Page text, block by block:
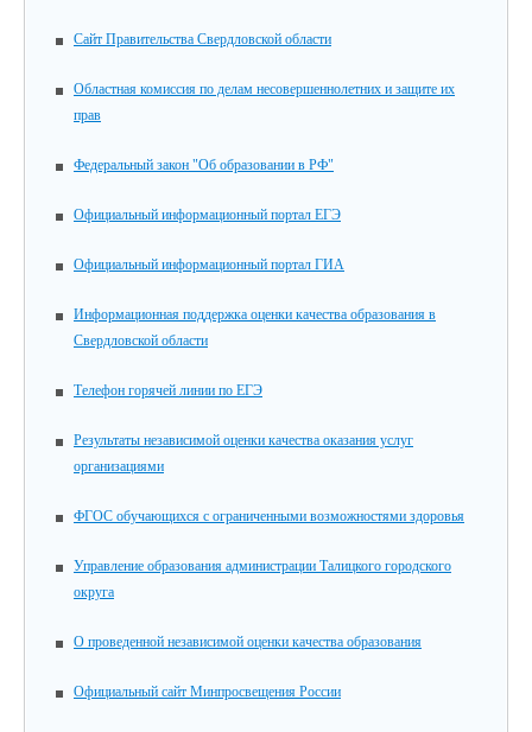
Сайт Правительства Свердловской области
Областная комиссия по делам несовершеннолетних и защите их
прав
Федеральный закон "Об образовании в РФ"
Официальный информационный портал ЕГЭ
Официальный информационный портал ГИА
Информационная поддержка оценки качества образования в
Свердловской области
Телефон горячей линии по ЕГЭ
Результаты независимой оценки качества оказания услуг
организациями
ФГОС обучающихся с ограниченными возможностями здоровья
Управление образования администрации Талицкого городского
округа
О проведенной независимой оценки качества образования
Официальный сайт Минпросвещения России